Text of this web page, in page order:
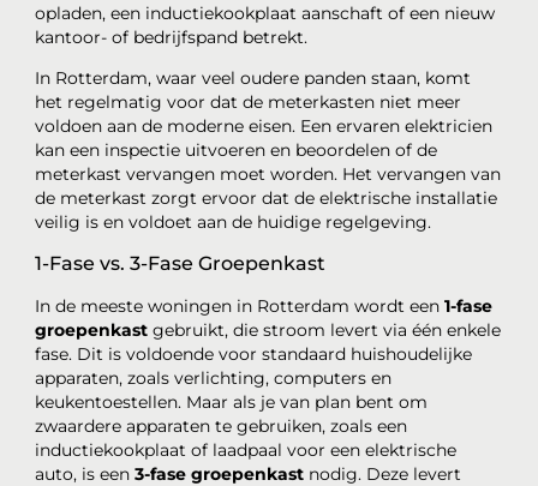
opladen, een inductiekookplaat aanschaft of een nieuw
kantoor- of bedrijfspand betrekt.
In Rotterdam, waar veel oudere panden staan, komt
het regelmatig voor dat de meterkasten niet meer
voldoen aan de moderne eisen. Een ervaren elektricien
kan een inspectie uitvoeren en beoordelen of de
meterkast vervangen moet worden. Het vervangen van
de meterkast zorgt ervoor dat de elektrische installatie
veilig is en voldoet aan de huidige regelgeving.
1-Fase vs. 3-Fase Groepenkast
In de meeste woningen in Rotterdam wordt een1-fase
groepenkast gebruikt, die stroom levert via één enkele
fase. Dit is voldoende voor standaard huishoudelijke
apparaten, zoals verlichting, computers en
keukentoestellen. Maar als je van plan bent om
zwaardere apparaten te gebruiken, zoals een
inductiekookplaat of laadpaal voor een elektrische
auto, is een3-fase groepenkast nodig. Deze levert